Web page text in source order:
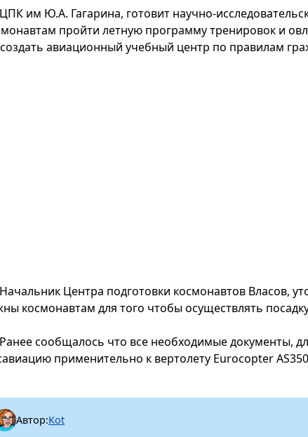
ЦПК им Ю.А. Гагарина, готовит научно-
пройти летную программу тренировок и
авиационный учебный центр по правилам
Начальник Центра подготовки космонавтов Власов,
космонавтам для того чтобы осуществлять
Ранее сообщалось что все необходимые документы,
применительно к вертолету Eurocopter
Автор:Kot